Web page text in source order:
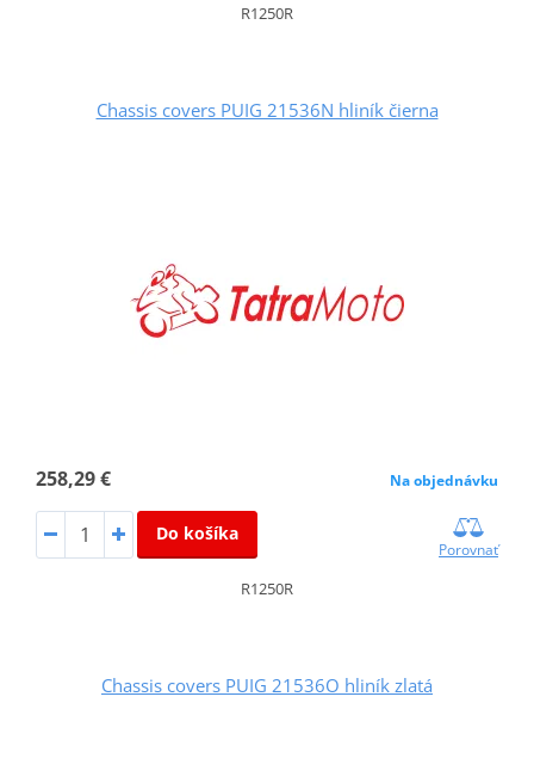
R1250R
Chassis covers PUIG 21536N hliník čierna
258,29 € Na objednávku
Do košíka
Porovnať
R1250R
Chassis covers PUIG 21536O hliník zlatá